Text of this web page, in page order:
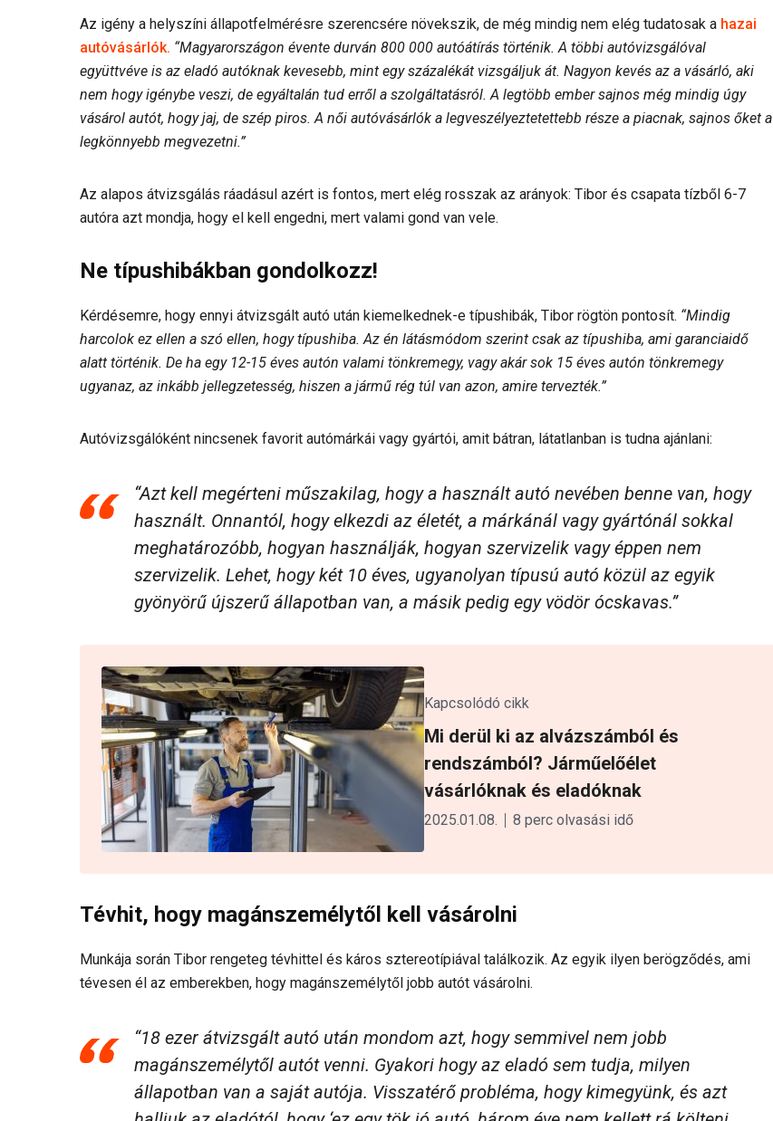
Az igény a helyszíni állapotfelmérésre szerencsére növekszik, de még mindig nem elég tudatosak a hazai
autóvásárlók. “Magyarországon évente durván 800 000 autóátírás történik. A többi autóvizsgálóval
együttvéve is az eladó autóknak kevesebb, mint egy százalékát vizsgáljuk át. Nagyon kevés az a vásárló, aki
nem hogy igénybe veszi, de egyáltalán tud erről a szolgáltatásról. A legtöbb ember sajnos még mindig úgy
vásárol autót, hogy jaj, de szép piros. A női autóvásárlók a legveszélyeztetettebb része a piacnak, sajnos őket a
legkönnyebb megvezetni.”
Az alapos átvizsgálás ráadásul azért is fontos, mert elég rosszak az arányok: Tibor és csapata tízből 6-7
autóra azt mondja, hogy el kell engedni, mert valami gond van vele.
Ne típushibákban gondolkozz!
Kérdésemre, hogy ennyi átvizsgált autó után kiemelkednek-e típushibák, Tibor rögtön pontosít. “Mindig
harcolok ez ellen a szó ellen, hogy típushiba. Az én látásmódom szerint csak az típushiba, ami garanciaidő
alatt történik. De ha egy 12-15 éves autón valami tönkremegy, vagy akár sok 15 éves autón tönkremegy
ugyanaz, az inkább jellegzetesség, hiszen a jármű rég túl van azon, amire tervezték.”
Autóvizsgálóként nincsenek favorit autómárkái vagy gyártói, amit bátran, látatlanban is tudna ajánlani:
“Azt kell megérteni műszakilag, hogy a használt autó nevében benne van, hogy
használt. Onnantól, hogy elkezdi az életét, a márkánál vagy gyártónál sokkal
meghatározóbb, hogyan használják, hogyan szervizelik vagy éppen nem
szervizelik. Lehet, hogy két 10 éves, ugyanolyan típusú autó közül az egyik
gyönyörű újszerű állapotban van, a másik pedig egy vödör ócskavas.”
Kapcsolódó cikk
Mi derül ki az alvázszámból és
rendszámból? Járműelőélet
vásárlóknak és eladóknak
2025.01.08. 8 perc olvasási idő
Tévhit, hogy magánszemélytől kell vásárolni
Munkája során Tibor rengeteg tévhittel és káros sztereotípiával találkozik. Az egyik ilyen berögződés, ami
tévesen él az emberekben, hogy magánszemélytől jobb autót vásárolni.
“18 ezer átvizsgált autó után mondom azt, hogy semmivel nem jobb
magánszemélytől autót venni. Gyakori hogy az eladó sem tudja, milyen
állapotban van a saját autója. Visszatérő probléma, hogy kimegyünk, és azt